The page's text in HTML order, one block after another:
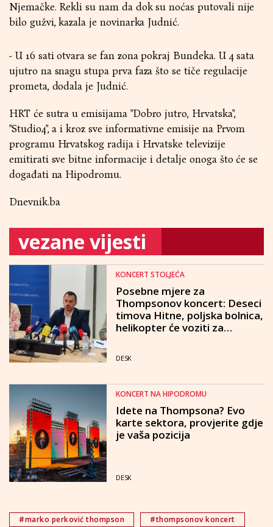
Njemačke. Rekli su nam da dok su noćas putovali nije
bilo gužvi, kazala je novinarka Judnić.
- U 16 sati otvara se fan zona pokraj Bundeka. U 4 sata
ujutro na snagu stupa prva faza što se tiče regulacije
prometa, dodala je Judnić.
HRT će sutra u emisijama "Dobro jutro, Hrvatska",
"Studio4", a i kroz sve informativne emisije na Prvom
programu Hrvatskog radija i Hrvatske televizije
emitirati sve bitne informacije i detalje onoga što će se
događati na Hipodromu.
Dnevnik.ba
vezane vijesti
KONCERT STOLJEĆA
Posebne mjere za
Thompsonov koncert: Deseci
timova Hitne, poljska bolnica,
helikopter će voziti za
DESK
KONCERT NA HIPODROMU
Idete na Thompsona? Evo
karte sektora, provjerite gdje
je vaša pozicija
DESK
#marko perković thompson
#thompsonov koncert